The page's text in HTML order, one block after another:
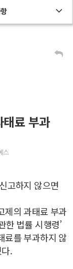
료 부과
스
고하지 않으면
제의 과태료 부과
한 법률 시행령’
료를 부과하지 않
.